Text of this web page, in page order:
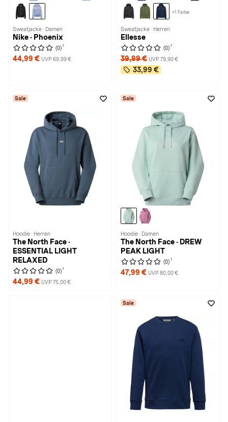
Sweatjacke · Damen
Nike · Phoenix
(0) 1
44,99 € UVP 69,99 €
+1 Farbe
Sweatjacke · Herren
Ellesse
(0) 1
39,99 € UVP 79,90 €
33,99 €
Sale
Hoodie · Herren
The North Face ·
ESSENTIAL LIGHT
RELAXED
(0) 1
44,99 € UVP 75,00 €
Sale
Hoodie · Damen
The North Face · DREW
PEAK LIGHT
(0) 1
47,99 € UVP 80,00 €
Sale